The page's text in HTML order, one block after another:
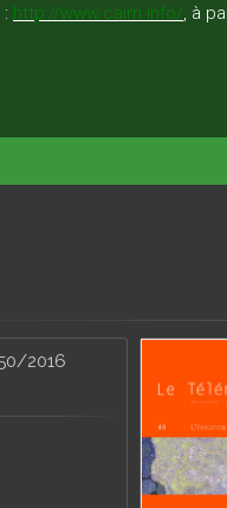
: http://www.cairn.info/, à
2016